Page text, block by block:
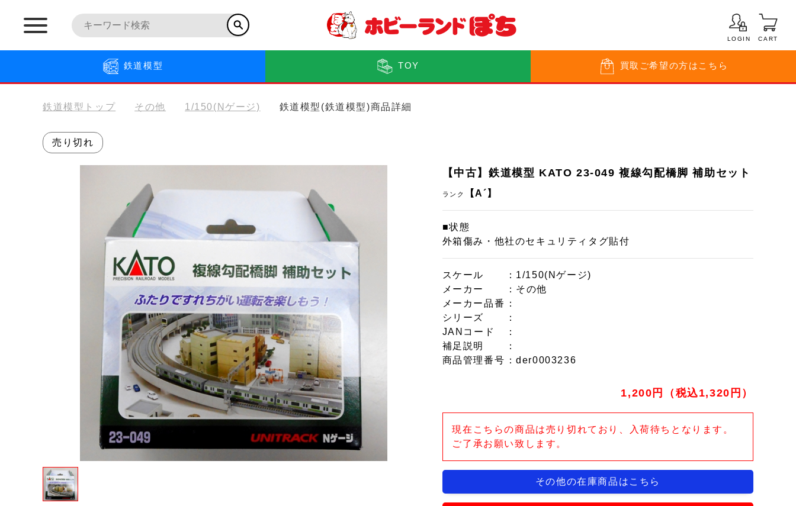
LOGIN CART
鉄道模型 TOY 買取 ご希望の方はこちら
鉄道模型トップ その他 1/150(Nゲージ) 鉄道模型(鉄道模型)商品詳細
売り切れ
【中古】鉄道模型 KATO 23-049 複線勾配橋脚 補助セット
ランク 【A´】
■状態
外箱傷み・他社のセキュリティタグ貼付
スケール
：1/150(Nゲージ)
メーカー
：その他
メーカー品番
：
シリーズ
：
JANコード
：
補足説明
：
商品管理番号 ：der0003236
1,200円（税込1,320円）
現在こちらの商品は売り切れており、入荷待ちとなります。
ご了承お願い致します。
その他の在庫商品はこちら